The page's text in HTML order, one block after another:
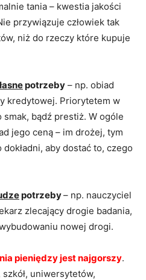
tania – kwestia jakości
przywiązuje człowiek tak
niż do rzeczy które kupuje
potrzeby – np. obiad
kredytowej. Priorytetem w
bądź prestiż. W ogóle
jego ceną – im drożej, tym
aby dostać to, czego
potrzeby– np. nauczyciel
zlecający drogie badania,
nowej drogi.
pieniędzy jest najgorszy.
uniwersytetów,